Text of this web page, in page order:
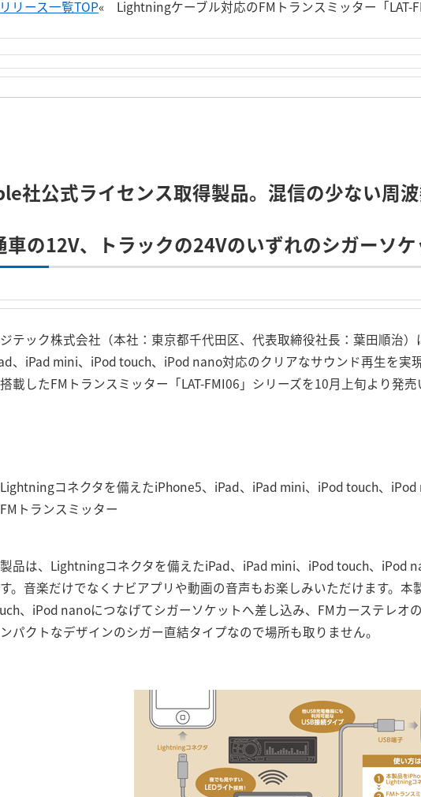
リース一覧TOP« Lightningケーブル対応のFMトランスミッター「LAT-
社公式ライセンス取得製品。混信の少ない周
車の12V、トラックの24Vのいずれのシガーソケ
テック株式会社（本社：東京都千代田区、代表取締役社長：葉田順治
、iPad mini、iPod touch、iPod nano対応のクリアなサウンド再生を実
載したFMトランスミッター「LAT-FMI06」シリーズを10月上旬より発売
コネクタを備えたiPhone5、iPad、iPad mini、iPod touch、
トランスミッター
品は、Lightningコネクタを備えたiPad、iPad mini、iPod touch、iPod
。音楽だけでなくナビアプリや動画の音声もお楽しみいただけます。
、iPod nanoにつなげてシガーソケットへ差し込み、FMカーステレオ
パクトなデザインのシガー直結タイプなので場所も取りません。